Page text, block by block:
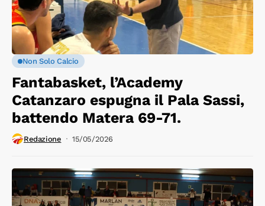
Non Solo Calcio
Fantabasket, l’Academy
Catanzaro espugna il Pala Sassi,
battendo Matera 69-71.
Redazione 15/05/2026